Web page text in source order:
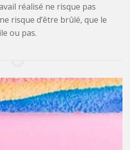
réalisé ne risque pas
risque d’être brûlé, que le
ou pas.